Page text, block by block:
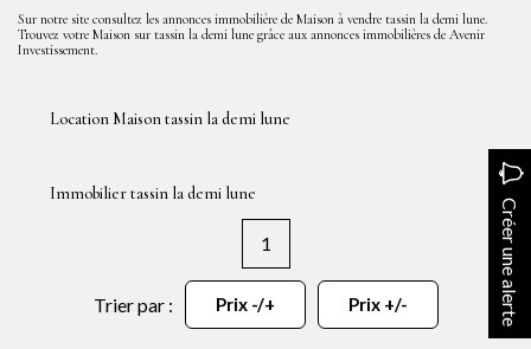
LOUER
Nos biens loués
NOTRE AGENCE
Notre équipe
Notre actu
Notre magazine
Sur notre site consultez les annonces immobilière de Maison à vendre tassin la demi lune.
Trouvez votre Maison sur tassin la demi lune grâce aux annonces immobilières de Avenir
Investissement.
Location Maison tassin la demi lune
Immobilier tassin la demi lune
Créer une alerte
1
Trier par : Prix -/+ Prix +/-